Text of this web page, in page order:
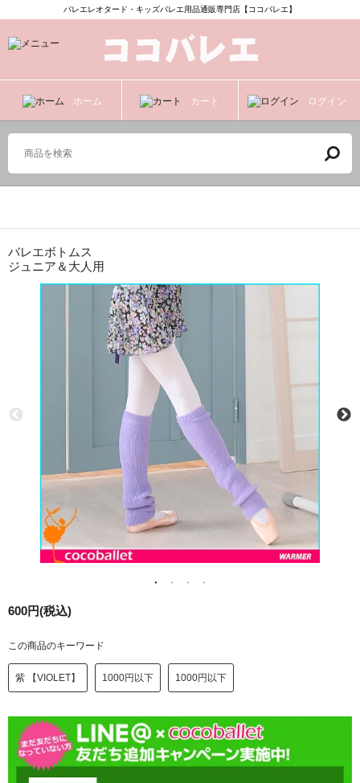
バレエレオタード・キッズバレエ用品通販専門店【ココバレエ】
ホーム カート ログイン
バレエボトムス
ジュニア＆大人用
600円(税込)
この商品のキーワード
紫 【VIOLET】 1000円以下 1000円以下